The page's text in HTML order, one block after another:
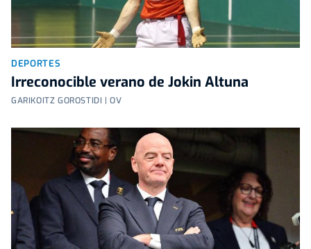
DEPORTES
Irreconocible verano de Jokin Altuna
GARIKOITZ GOROSTIDI | OV